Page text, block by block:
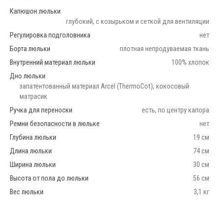
Капюшон люльки
глубокий, с козырьком и сеткой для вентиляции
Регулировка подголовника
нет
Борта люльки
плотная непродуваемая ткань
Внутренний материал люльки
100% хлопок
Дно люльки
запатентованный материал Arcel (ThermoCot), кокосовый
матрасик
Ручка для переноски
есть, по центру капора
Ремни безопасности в люльке
нет
Глубина люльки
19 см
Длина люльки
74 см
Ширина люльки
30 см
Высота от пола до люльки
56 см
Вес люльки
3,1 кг